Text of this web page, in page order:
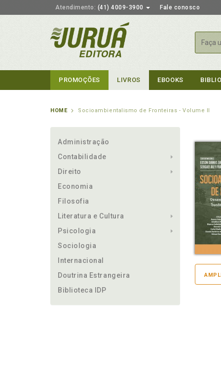
Atendimento: (41) 4009-3900 Fale conosco
PROMOÇÕES LIVROS EBOOKS
HOME Socioambientalismo de Fronteiras - Volume II
Administração
Contabilidade
Direito
Economia
Filosofia
Literatura e Cultura
Psicologia
Sociologia
Internacional
Doutrina Estrangeira
Biblioteca IDP